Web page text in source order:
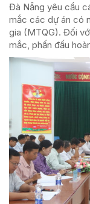
Đà Nẵng yêu cầu
mắc các dự án có
gia (MTQG). Đối
mắc, phấn đấu